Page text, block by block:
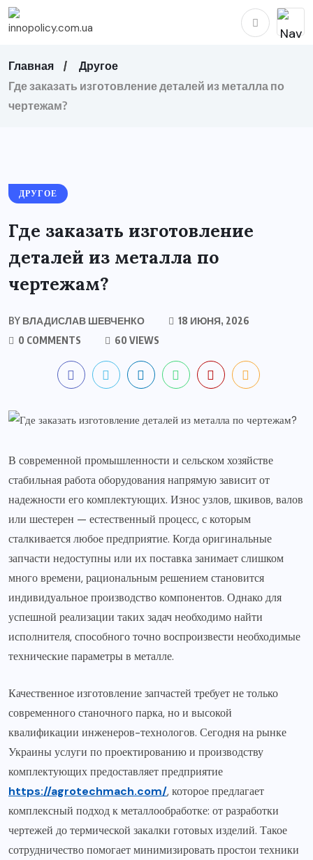
Главная
Другое
Где заказать изготовление деталей из металла по
чертежам?
ДРУГОЕ
Где заказать изготовление
деталей из металла по
чертежам?
BY ВЛАДИСЛАВ ШЕВЧЕНКО
18 ИЮНЯ, 2026
0 COMMENTS
60 VIEWS
В современной промышленности и сельском хозяйстве
стабильная работа оборудования напрямую зависит от
надежности его комплектующих. Износ узлов, шкивов, валов
или шестерен — естественный процесс, с которым
сталкивается любое предприятие. Когда оригинальные
запчасти недоступны или их поставка занимает слишком
много времени, рациональным решением становится
индивидуальное производство компонентов. Однако для
успешной реализации таких задач необходимо найти
исполнителя, способного точно воспроизвести необходимые
технические параметры в металле.
Качественное изготовление запчастей требует не только
современного станочного парка, но и высокой
квалификации инженеров-технологов. Сегодня на рынке
Украины услуги по проектированию и производству
комплектующих предоставляет предприятие
https://agrotechmach.com/, которое предлагает
комплексный подход к металлообработке: от разработки
чертежей до термической закалки готовых изделий. Такое
сотрудничество помогает минимизировать простои техники